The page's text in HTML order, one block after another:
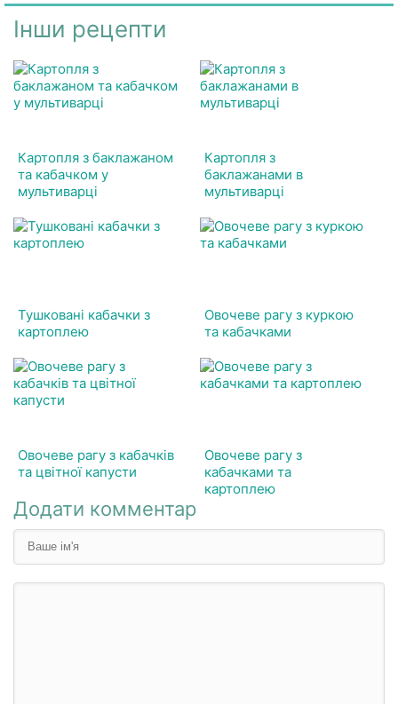
Інши рецепти
Картопля з баклажаном
та кабачком у
мультиварці
Картопля з
баклажанами в
мультиварці
Тушковані кабачки з
картоплею
Овочеве рагу з куркою
та кабачками
Овочеве рагу з кабачків
та цвітної капусти
Овочеве рагу з
кабачками та
картоплею
Додати комментар